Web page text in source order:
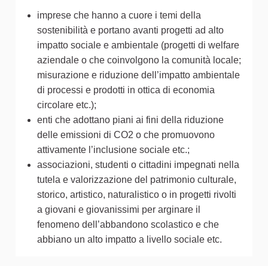
imprese che hanno a cuore i temi della
sostenibilità e portano avanti progetti ad alto
impatto sociale e ambientale (progetti di welfare
aziendale o che coinvolgono la comunità locale;
misurazione e riduzione dell’impatto ambientale
di processi e prodotti in ottica di economia
circolare etc.);
enti che adottano piani ai fini della riduzione
delle emissioni di CO2 o che promuovono
attivamente l’inclusione sociale etc.;
associazioni, studenti o cittadini impegnati nella
tutela e valorizzazione del patrimonio culturale,
storico, artistico, naturalistico o in progetti rivolti
a giovani e giovanissimi per arginare il
fenomeno dell’abbandono scolastico e che
abbiano un alto impatto a livello sociale etc.